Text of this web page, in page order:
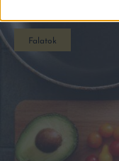
Falatok